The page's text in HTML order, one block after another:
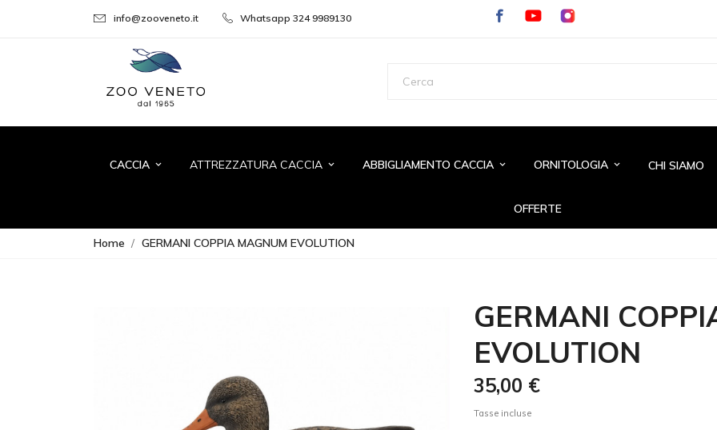
info@zooveneto.it Whatsapp 324 9989130
CACCIA keyboard_arrow_down ATTREZZATURA CACCIA keyboard_arrow_down ABBIGLIAMENTO CACCIA keyboard_arrow_down ORNITOLOGIA keyboard_arrow_down CHI SIAMO
OFFERTE
Home GERMANI COPPIA MAGNUM EVOLUTION
GERMANI
EVOLUTION
35,00 €
Tasse incluse